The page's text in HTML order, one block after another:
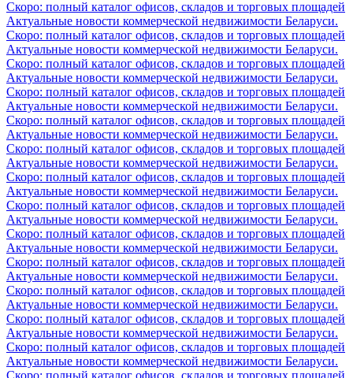
Скоро: полный каталог офисов, складов и торговых площадей
Актуальные новости коммерческой недвижимости Беларуси.
Скоро: полный каталог офисов, складов и торговых площадей
Актуальные новости коммерческой недвижимости Беларуси.
Скоро: полный каталог офисов, складов и торговых площадей
Актуальные новости коммерческой недвижимости Беларуси.
Скоро: полный каталог офисов, складов и торговых площадей
Актуальные новости коммерческой недвижимости Беларуси.
Скоро: полный каталог офисов, складов и торговых площадей
Актуальные новости коммерческой недвижимости Беларуси.
Скоро: полный каталог офисов, складов и торговых площадей
Актуальные новости коммерческой недвижимости Беларуси.
Скоро: полный каталог офисов, складов и торговых площадей
Актуальные новости коммерческой недвижимости Беларуси.
Скоро: полный каталог офисов, складов и торговых площадей
Актуальные новости коммерческой недвижимости Беларуси.
Скоро: полный каталог офисов, складов и торговых площадей
Актуальные новости коммерческой недвижимости Беларуси.
Скоро: полный каталог офисов, складов и торговых площадей
Актуальные новости коммерческой недвижимости Беларуси.
Скоро: полный каталог офисов, складов и торговых площадей
Актуальные новости коммерческой недвижимости Беларуси.
Скоро: полный каталог офисов, складов и торговых площадей
Актуальные новости коммерческой недвижимости Беларуси.
Скоро: полный каталог офисов, складов и торговых площадей
Актуальные новости коммерческой недвижимости Беларуси.
Скоро: полный каталог офисов, складов и торговых площадей